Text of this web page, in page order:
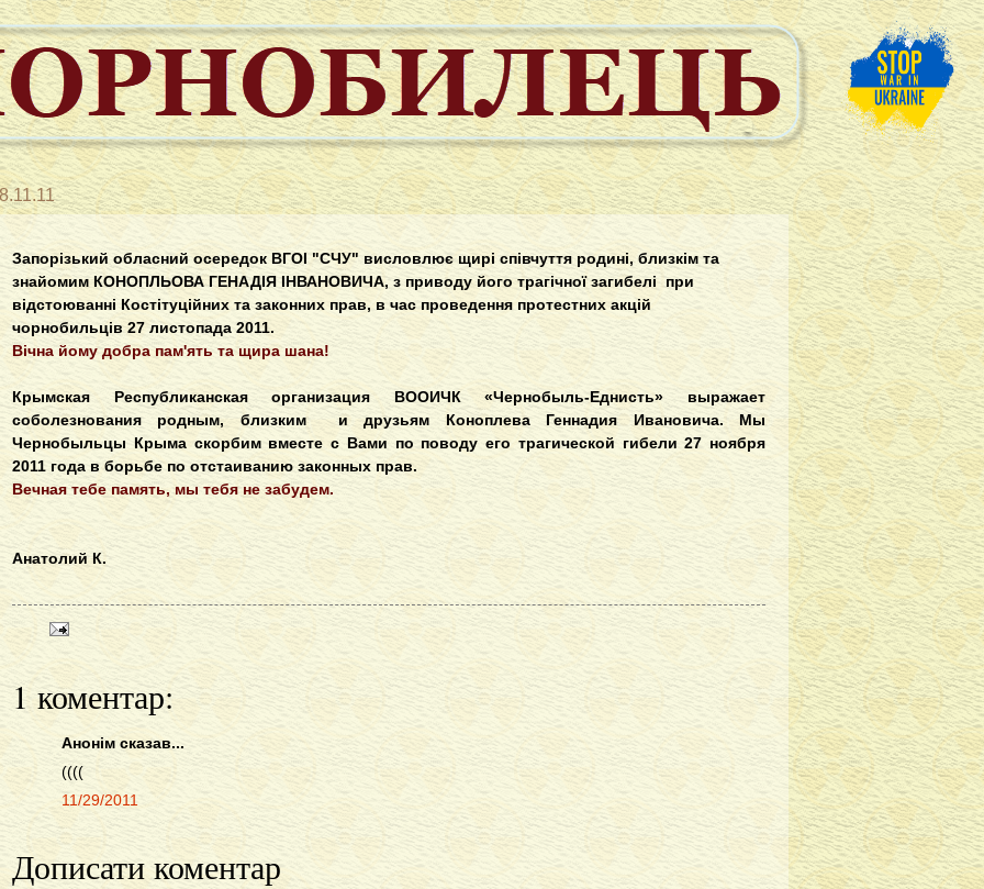
Запорізький обласний осередок ВГОІ "СЧУ" висловлює щирі співчуття родині, близкім та
знайомим КОНОПЛЬОВА ГЕНАДІЯ ІНВАНОВИЧА, з приводу його трагічної загибелі при
відстоюванні Костітуційних та законних прав, в час проведення протестних акцій
чорнобильців 27 листопада 2011.
Вічна йому добра пам'ять та щира шана!
Крымская Республиканская организация ВООИЧК «Чернобыль-Еднисть» выражает
соболезнования родным, близким и друзьям Коноплева Геннадия Ивановича. Мы
Чернобыльцы Крыма скорбим вместе с Вами по поводу его трагической гибели 27 ноября
2011 года в борьбе по отстаиванию законных прав.
Вечная тебе память, мы тебя не забудем.
Анатолий К.
1 коментар:
Анонім сказав...
((((
11/29/2011
Дописати коментар